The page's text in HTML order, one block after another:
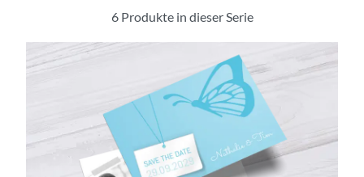
6 Produkte in dieser Serie